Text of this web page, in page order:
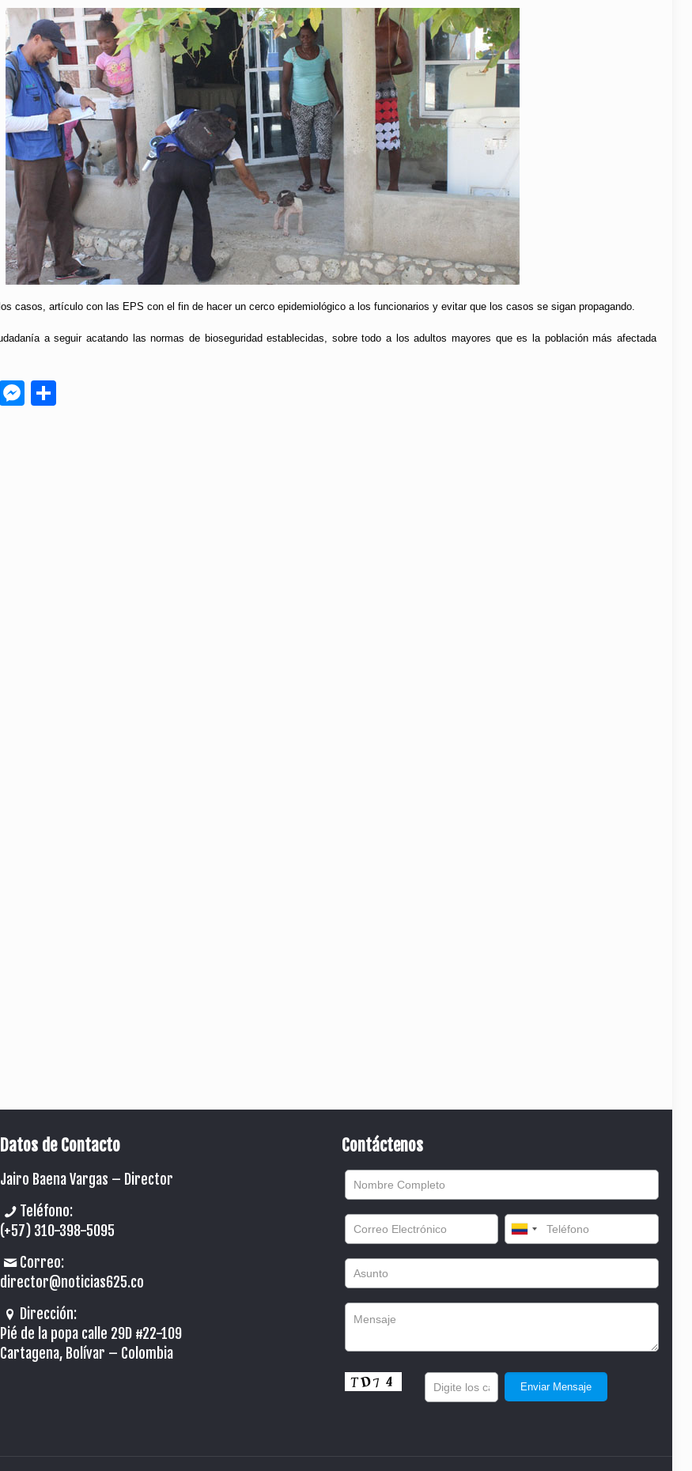
casos, artículo con las EPS con el fin de hacer un cerco epidemiológico a los funcionarios y evitar que los casos se sigan propagando.
a seguir acatando las normas de bioseguridad establecidas, sobre todo a los adultos mayores que es la población más afectada
Telegram
Messenger
Datos de Contacto
Jairo Baena Vargas – Director
Teléfono:
(+57) 310-398-5095
Correo:
director@noticias625.co
Dirección:
Pié de la popa calle 29D #22-109
Cartagena, Bolívar – Colombia
Contáctenos